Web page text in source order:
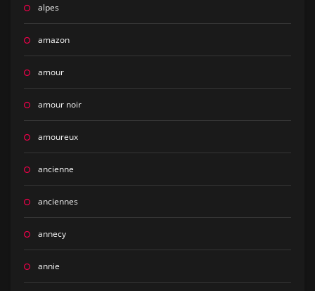
alpes
amazon
amour
amour noir
amoureux
ancienne
anciennes
annecy
annie